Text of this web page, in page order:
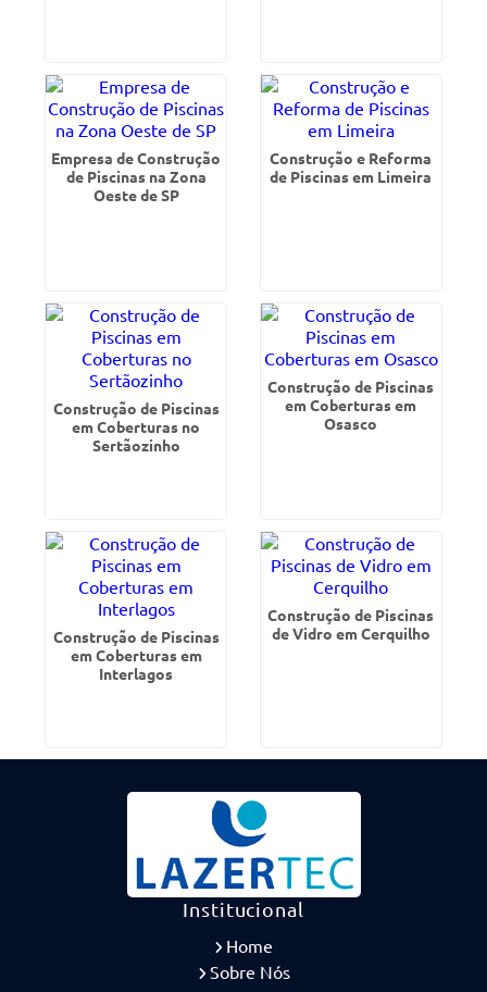
Empresa de Construção
de Piscinas na Zona
Oeste de SP
Construção e Reforma
de Piscinas em Limeira
Construção de Piscinas
em Coberturas no
Sertãozinho
Construção de Piscinas
em Coberturas em
Osasco
Construção de Piscinas
em Coberturas em
Interlagos
Construção de Piscinas
de Vidro em Cerquilho
Institucional
Home
Sobre Nós